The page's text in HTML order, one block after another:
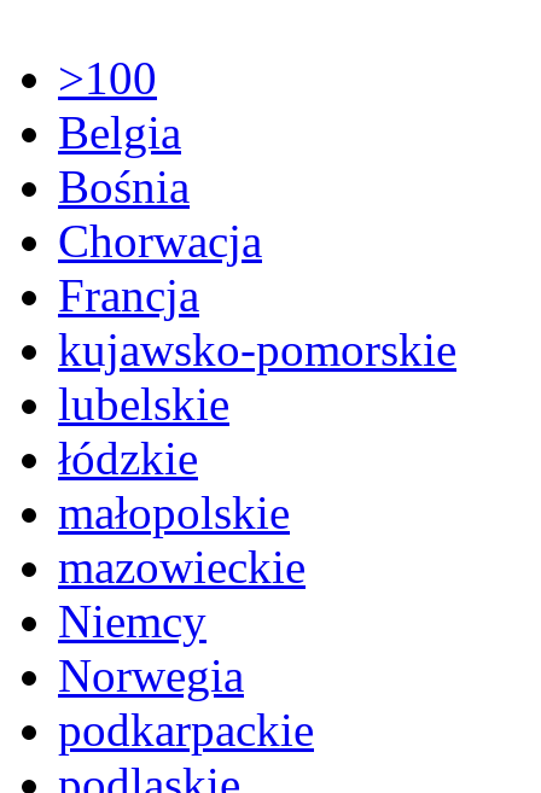
>100
Belgia
Bośnia
Chorwacja
Francja
kujawsko-pomorskie
lubelskie
łódzkie
małopolskie
mazowieckie
Niemcy
Norwegia
podkarpackie